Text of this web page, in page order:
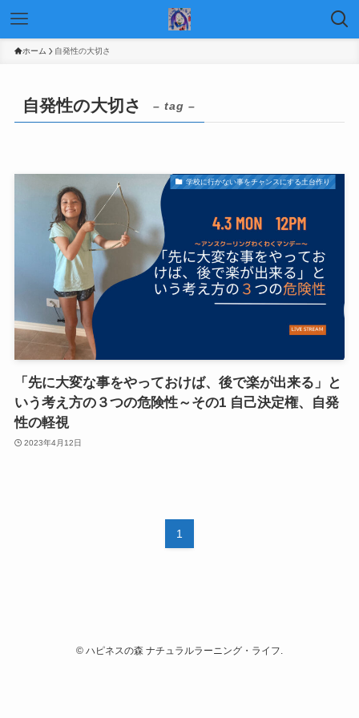
ホーム 自発性の大切さ
自発性の大切さ – tag –
学校に行かない事をチャンスにする土台作り
「先に大変な事をやっておけば、後で楽が出来る」と
いう考え方の３つの危険性～その1 自己決定権、自発
性の軽視
2023年4月12日
1
© ハピネスの森 ナチュラルラーニング・ライフ.